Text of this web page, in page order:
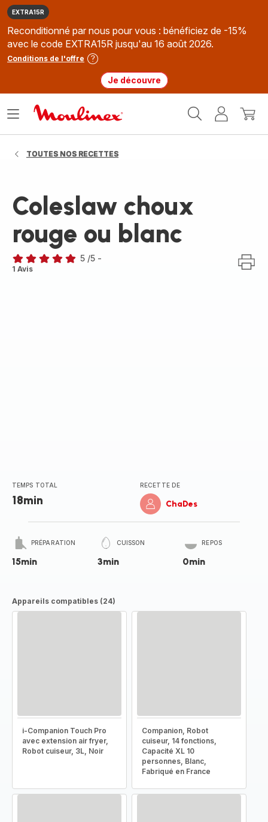
EXTRA15R
Reconditionné par nous pour vous : bénéficiez de -15%
avec le code EXTRA15R jusqu'au 16 août 2026.
Conditions de l'offre
Je découvre
MonMon
Ouvrir
TOUTES NOS RECETTES
Coleslaw choux
rouge ou blanc
Avis
5 /5 -
1 Avis
TEMPS TOTAL
18min
RECETTE DE
ChaDes
PRÉPARATION
15min
CUISSON
3min
REPOS
0min
Appareils compatibles (24)
i-Companion Touch Pro
avec extension air fryer,
Robot cuiseur, 3L, Noir
Companion, Robot
cuiseur, 14 fonctions,
Capacité XL 10
personnes, Blanc,
Fabriqué en France